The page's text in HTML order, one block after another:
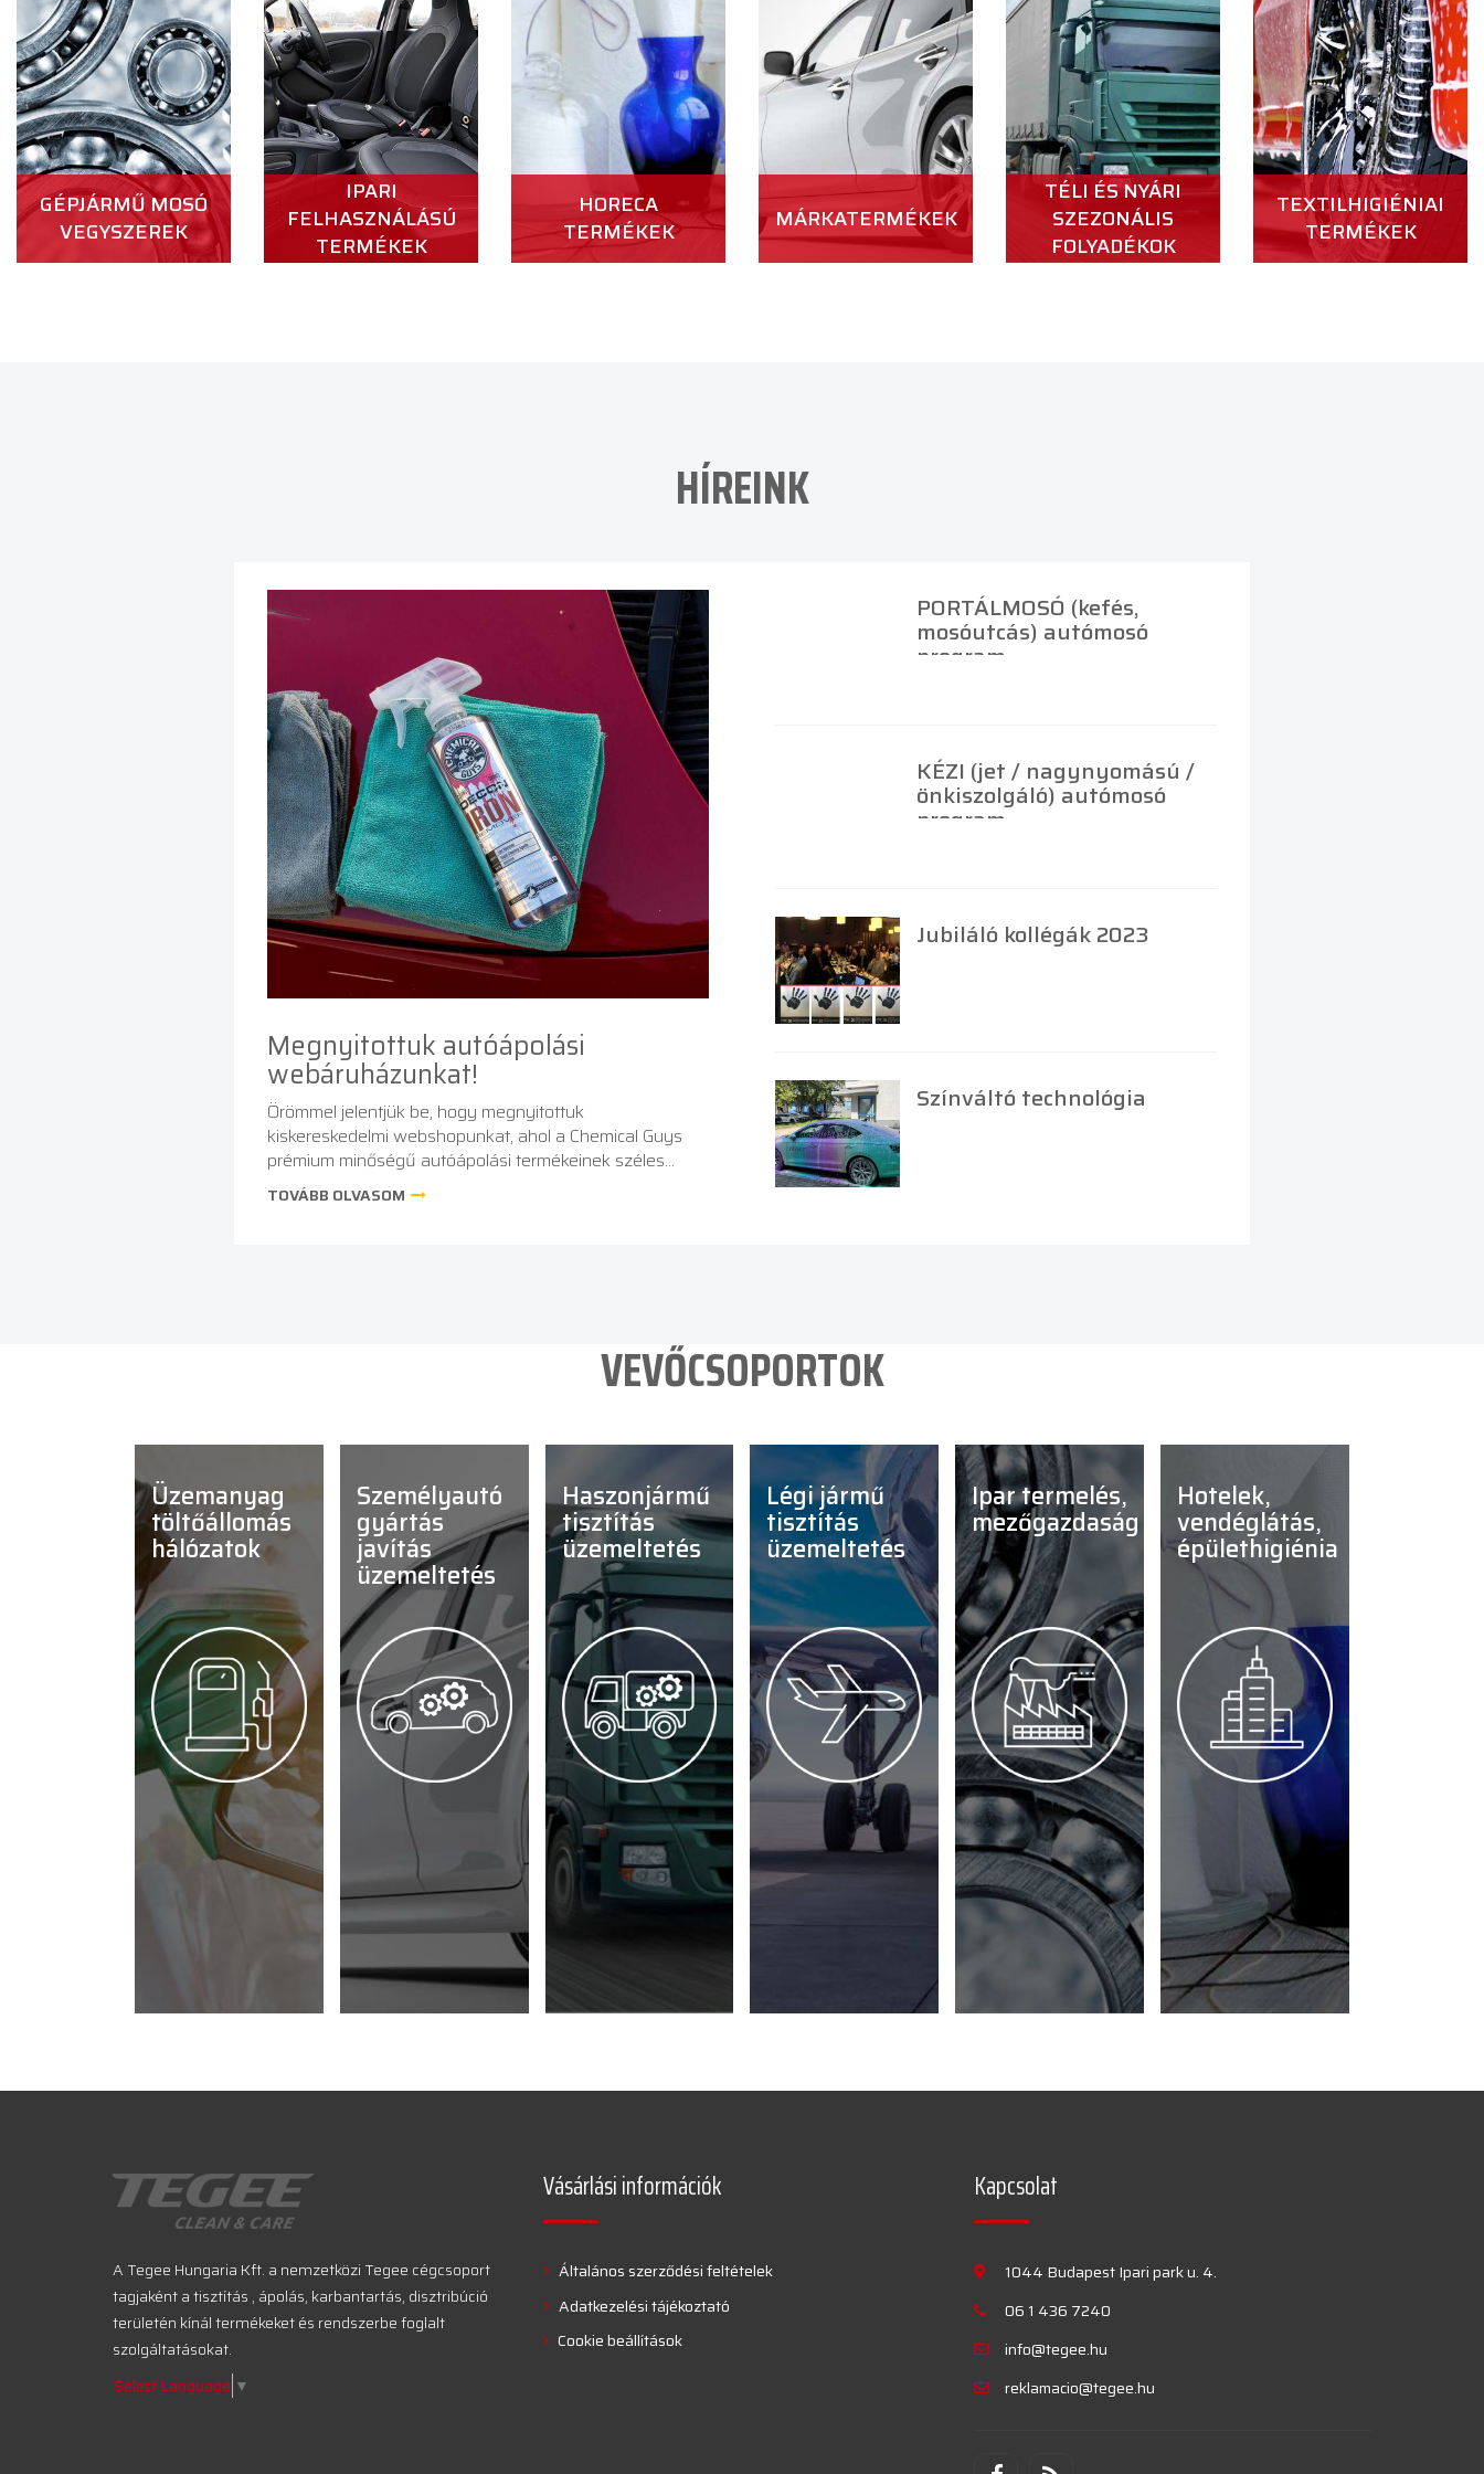
GÉPJÁRMŰ MOSÓ
VEGYSZEREK
IPARI
FELHASZNÁLÁSÚ
TERMÉKEK
HORECA
TERMÉKEK
MÁRKATERMÉKEK
TÉLI ÉS NYÁRI
SZEZONÁLIS
FOLYADÉKOK
TEXTILHIGIÉNIAI
TERMÉKEK
HÍREINK
Megnyitottuk autóápolási
webáruházunkat!
Örömmel jelentjük be, hogy megnyitottuk
kiskereskedelmi webshopunkat, ahol a Chemical Guys
prémium minőségű autóápolási termékeinek széles
választékával várjuk.
TOVÁBB OLVASOM
PORTÁLMOSÓ (kefés,
mosóutcás) autómosó
program
KÉZI (jet / nagynyomású /
önkiszolgáló) autómosó
program
Jubiláló kollégák 2023
Színváltó technológia
VEVŐCSOPORTOK
üzemanyag
töltőállomás
hálózatok
személyautó
gyártás
javítás
üzemeltetés
haszonjármű
tisztítás
üzemeltetés
légi jármű
tisztítás
üzemeltetés
ipar termelés,
mezőgazdaság
hotelek,
vendéglátás,
épülethigiénia
A Tegee Hungaria Kft. a nemzetközi Tegee cégcsoport
tagjaként a tisztítás , ápolás, karbantartás, disztribúció
területén kínál termékeket és rendszerbe foglalt
szolgáltatásokat.
Select Language ▼
Vásárlási információk
Általános szerződési feltételek
Adatkezelési tájékoztató
Cookie beállítások
Kapcsolat
1044 Budapest Ipari park u. 4.
06 1 436 7240
info@tegee.hu
reklamacio@tegee.hu